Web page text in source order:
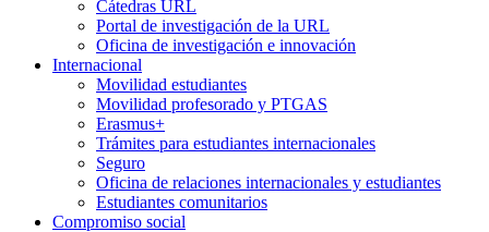
Cátedras URL
Portal de investigación de la URL
Oficina de investigación e innovación
Internacional
Movilidad estudiantes
Movilidad profesorado y PTGAS
Erasmus+
Trámites para estudiantes internacionales
Seguro
Oficina de relaciones internacionales y estudiantes
Estudiantes comunitarios
Compromiso social